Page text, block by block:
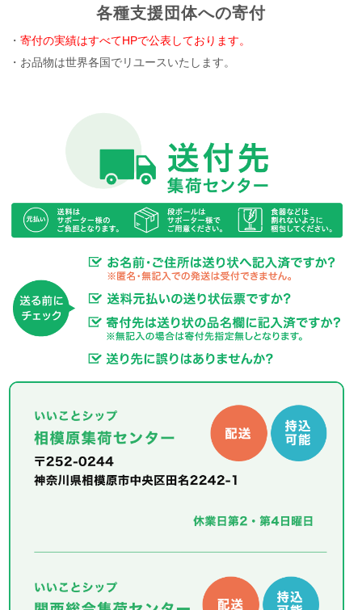
各種支援団体への寄付
・寄付の実績はすべてHPで公表しております。
・お品物は世界各国でリユースいたします。